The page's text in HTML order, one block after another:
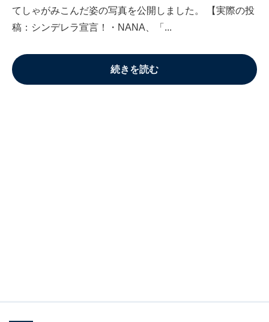
てしゃがみこんだ姿の写真を公開しました。 【実際の投
稿：シンデレラ宣言！・NANA、「...
続きを読む